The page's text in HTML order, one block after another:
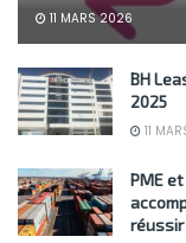
11 MARS 2026
BH
2025
11
PME